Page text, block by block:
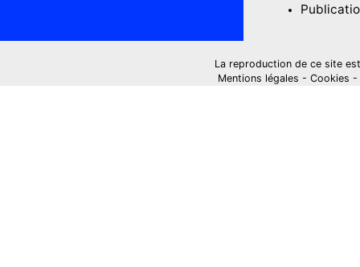
La reproduction de ce site
Mentions légales - Cookies -